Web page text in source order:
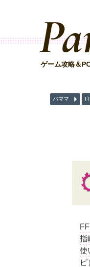
ゲーム攻略＆
パママ
指
使